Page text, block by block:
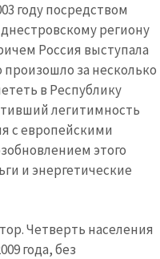
году посредством
региону
Россия выступала
произошло за несколько
в Республику
легитимность
с европейскими
этого
и энергетические
Четверть населения
года, без